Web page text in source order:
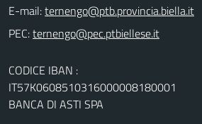
E-mail:
PEC:
CODICE IBAN :
IT57K0608510316000008180001
BANCA DI ASTI SPA